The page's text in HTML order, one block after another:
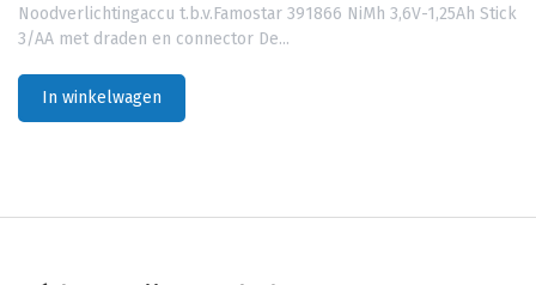
Noodverlichtingaccu t.b.v.Famostar 391866 NiMh 3,6V-1,25Ah Stick
3/AA met draden en connector De...
In winkelwagen